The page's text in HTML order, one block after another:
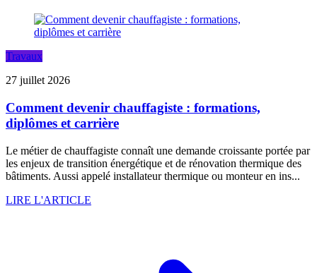
Travaux
27 juillet 2026
Comment devenir chauffagiste : formations,
diplômes et carrière
Le métier de chauffagiste connaît une demande croissante portée par
les enjeux de transition énergétique et de rénovation thermique des
bâtiments. Aussi appelé installateur thermique ou monteur en ins...
LIRE L'ARTICLE